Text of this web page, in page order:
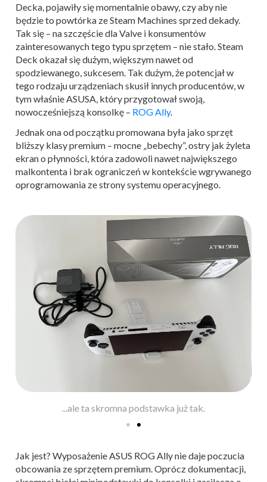
Decka, pojawiły się momentalnie obawy, czy aby nie
będzie to powtórka ze Steam Machines sprzed dekady.
Tak się – na szczęście dla Valve i konsumentów
zainteresowanych tego typu sprzętem – nie stało. Steam
Deck okazał się dużym, większym nawet od
spodziewanego, sukcesem. Tak dużym, że potencjał w
tego rodzaju urządzeniach skusił innych producentów, w
tym właśnie ASUSA, który przygotował swoją,
nowocześniejszą konsolkę – ROG Ally.
Jednak ona od początku promowana była jako sprzęt
bliższy klasy premium – mocne „bebechy”, ostry jak żyleta
ekran o płynności, która zadowoli nawet największego
malkontenta i brak ograniczeń w kontekście wgrywanego
oprogramowania ze strony systemu operacyjnego.
Nie, klawiaturą nie jest częścią zestawu....
Jak jest? Wyposażenie ASUS ROG Ally nie daje poczucia
obcowania ze sprzętem premium. Oprócz dokumentacji,